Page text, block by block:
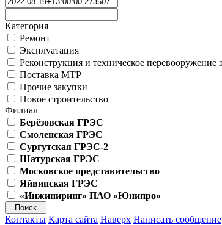
Категория
Ремонт
Эксплуатация
Реконструкция и техническое перевооружение
Поставка МТР
Прочие закупки
Новое строительство
Филиал
Берёзовская ГРЭС
Смоленская ГРЭС
Сургутская ГРЭС-2
Шатурская ГРЭС
Московское представительство
Яйвинская ГРЭС
«Инжиниринг» ПАО «Юнипро»
Контакты Карта сайта Наверх Написать сообщение